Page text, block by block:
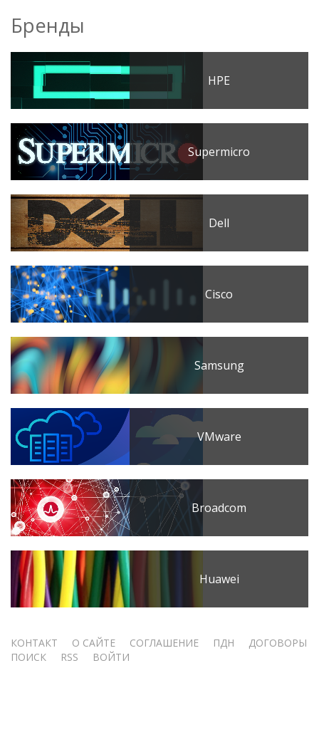
Бренды
HPE
Supermicro
Dell
Cisco
Samsung
VMware
Broadcom
Huawei
Меню
КОНТАКТ О САЙТЕ СОГЛАШЕНИЕ ПДН
ДОГОВОРЫ
ПОИСК
RSS ВОЙТИ